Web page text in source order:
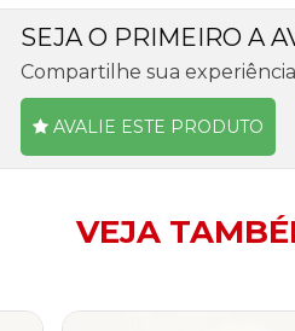
SEJA O PRIMEIRO A
Compartilhe sua
AVALIE ESTE PRODUTO
VEJA